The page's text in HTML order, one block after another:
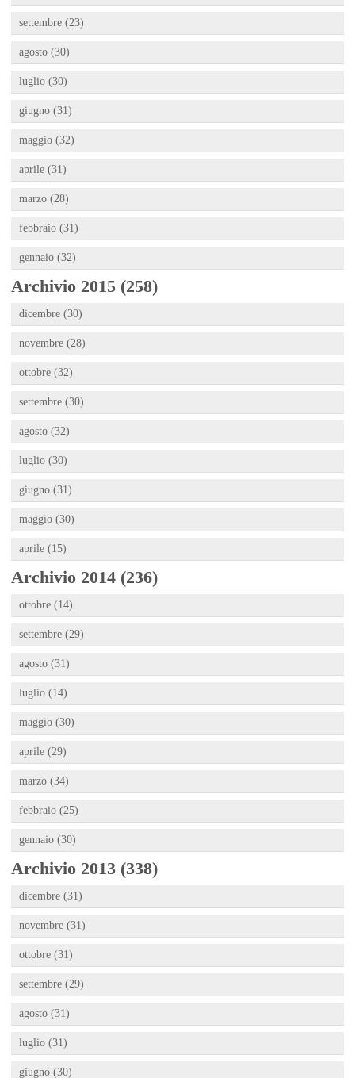
settembre (23)
agosto (30)
luglio (30)
giugno (31)
maggio (32)
aprile (31)
marzo (28)
febbraio (31)
gennaio (32)
Archivio 2015 (258)
dicembre (30)
novembre (28)
ottobre (32)
settembre (30)
agosto (32)
luglio (30)
giugno (31)
maggio (30)
aprile (15)
Archivio 2014 (236)
ottobre (14)
settembre (29)
agosto (31)
luglio (14)
maggio (30)
aprile (29)
marzo (34)
febbraio (25)
gennaio (30)
Archivio 2013 (338)
dicembre (31)
novembre (31)
ottobre (31)
settembre (29)
agosto (31)
luglio (31)
giugno (30)